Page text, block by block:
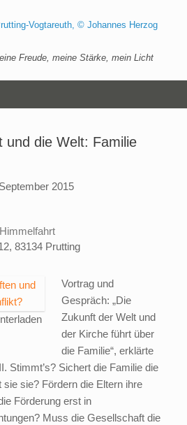
Freude, meine Stärke, mein Licht
und die Welt: Familie
2015
83134 Prutting
Vortrag und
Gespräch: „Die
Zukunft der Welt und
der Kirche führt über
die Familie“, erklärte
Stimmt’s? Sichert die Familie die
sie? Fördern die Eltern ihre
Förderung erst in
Muss die Gesellschaft die